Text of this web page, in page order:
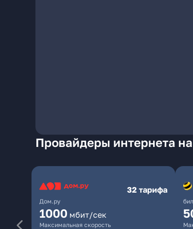
Провайдеры интернета
Дом.ру
32 тарифа
1000 мбит/сек
Максимальная скорость